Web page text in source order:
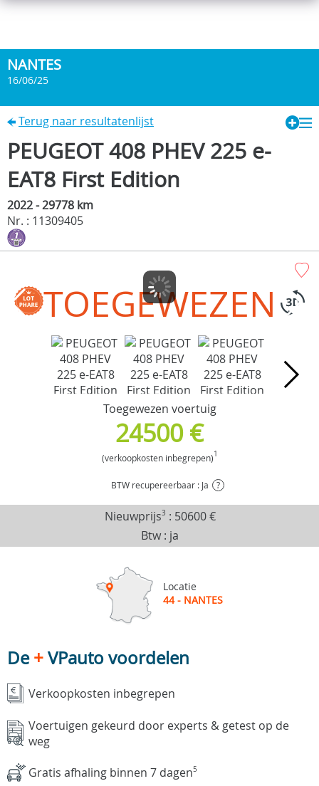
NANTES
16/06/25
Terug naar resultatenlijst
PEUGEOT 408 PHEV 225 e-
EAT8 First Edition
2022 - 29778 km
Nr. : 11309405
TOEGEWEZEN
Toegewezen voertuig
24500 €
(verkoopkosten inbegrepen)1
BTW recupereerbaar : Ja ?
Nieuwprijs3 : 50600 €
Btw : ja
Locatie
44 - NANTES
De+VPauto voordelen
Verkoopkosten inbegrepen
Voertuigen gekeurd door experts & getest op de
weg
Gratis afhaling binnen 7 dagen5